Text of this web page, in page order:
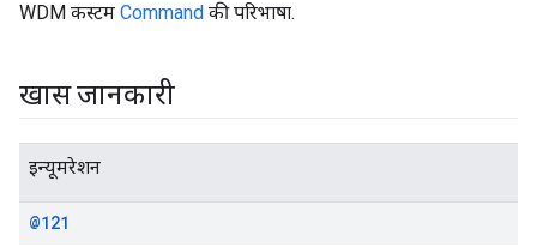
WDM कस्टम Command की परिभाषा.
खास जानकारी
इन्यूमरेशन
@121